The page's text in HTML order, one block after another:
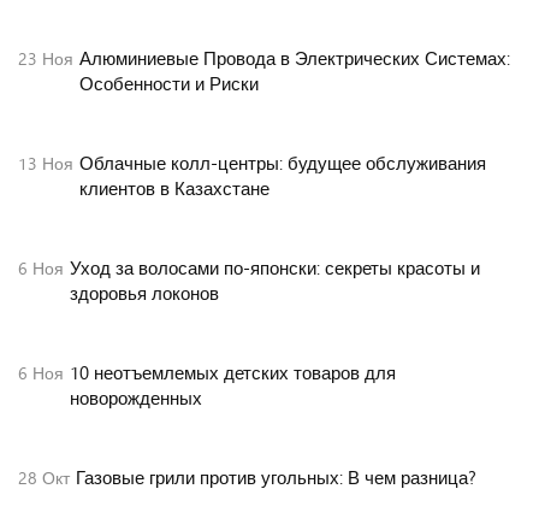
23 Ноя Алюминиевые Провода в Электрических Системах:
Особенности и Риски
13 Ноя Облачные колл-центры: будущее обслуживания
клиентов в Казахстане
6 Ноя Уход за волосами по-японски: секреты красоты и
здоровья локонов
6 Ноя 10 неотъемлемых детских товаров для
новорожденных
28 Окт Газовые грили против угольных: В чем разница?